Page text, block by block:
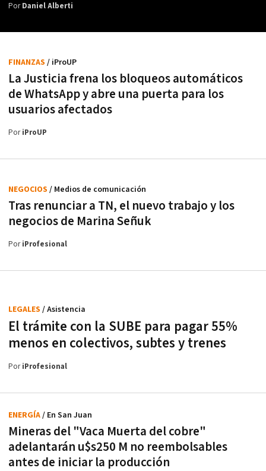
PorDaniel Alberti
La Justicia frena los bloqueos automáticos
de WhatsApp y abre una puerta para los
usuarios afectados
FINANZAS / iProUP
PoriProUP
Tras renunciar a TN, el nuevo trabajo y los
negocios de Marina Señuk
NEGOCIOS / Medios de comunicación
PoriProfesional
El trámite con la SUBE para pagar 55%
menos en colectivos, subtes y trenes
LEGALES / Asistencia
PoriProfesional
Mineras del "Vaca Muerta del cobre"
adelantarán u$s250 M no reembolsables
antes de iniciar la producción
ENERGÍA/ En San Juan